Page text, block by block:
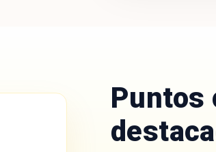
Puntos